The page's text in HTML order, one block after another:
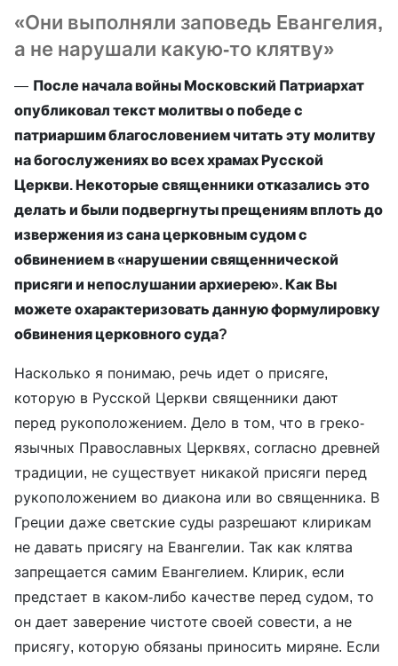
«Они выполняли заповедь Евангелия,
а не нарушали какую-то клятву»
— После начала войны Московский Патриархат
опубликовал текст молитвы о победе с
патриаршим благословением читать эту молитву
на богослужениях во всех храмах Русской
Церкви. Некоторые священники отказались это
делать и были подвергнуты прещениям вплоть до
извержения из сана церковным судом с
обвинением в «нарушении священнической
присяги и непослушании архиерею». Как Вы
можете охарактеризовать данную формулировку
обвинения церковного суда?
Насколько я понимаю, речь идет о присяге,
которую в Русской Церкви священники дают
перед рукоположением. Дело в том, что в греко-
язычных Православных Церквях, согласно древней
традиции, не существует никакой присяги перед
рукоположением во диакона или во священника. В
Греции даже светские суды разрешают клирикам
не давать присягу на Евангелии. Так как клятва
запрещается самим Евангелием. Клирик, если
предстает в каком-либо качестве перед судом, то
он дает заверение чистоте своей совести, а не
присягу, которую обязаны приносить миряне. Если